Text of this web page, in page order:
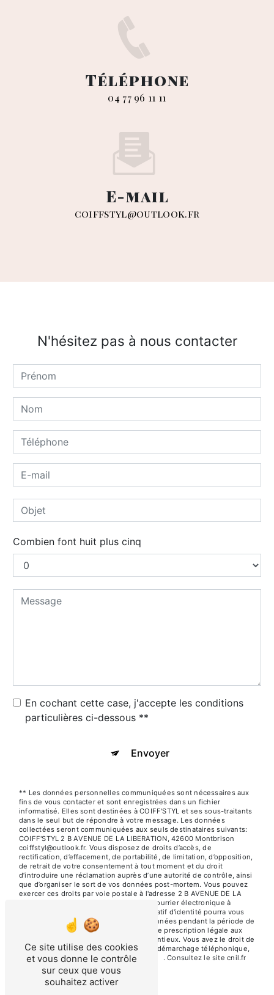
Téléphone
04 77 96 11 11
E-mail
coiffstyl@outlook.fr
N'hésitez pas à nous contacter
Combien font huit plus cinq
En cochant cette case, j'accepte les conditions
particulières ci-dessous **
Envoyer
** Les données personnelles communiquées sont nécessaires aux
fins de vous contacter et sont enregistrées dans un fichier
informatisé. Elles sont destinées à COIFF'STYL et ses sous-traitants
dans le seul but de répondre à votre message. Les données
collectées seront communiquées aux seuls destinataires suivants:
COIFF'STYL 2 B AVENUE DE LA LIBERATION, 42600 Montbrison
coiffstyl@outlook.fr. Vous disposez de droits d’accès, de
rectification, d’effacement, de portabilité, de limitation, d’opposition,
de retrait de votre consentement à tout moment et du droit
d’introduire une réclamation auprès d’une autorité de contrôle, ainsi
que d’organiser le sort de vos données post-mortem. Vous pouvez
exercer ces droits par voie postale à l'adresse 2 B AVENUE DE LA
LIBERATION, 42600 Montbrison ou par courrier électronique à
l'adresse coiffstyl@outlook.fr. Un justificatif d'identité pourra vous
être demandé. Nous conservons vos données pendant la période de
prise de contact puis pendant la durée de prescription légale aux
fins probatoires et de gestion des contentieux. Vous avez le droit de
vous inscrire sur la liste d'opposition au démarchage téléphonique,
disponible à cette adresse:Bloctel.gouv.fr . Consultez le site cnil.fr
pour plus d’informations sur vos droits.
Ce site utilise des cookies
et vous donne le contrôle
sur ceux que vous
souhaitez activer